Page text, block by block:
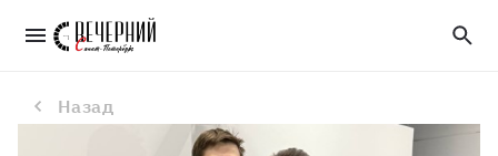
Шахматист из Герценовского университета одержал победу в турнире «Черная ладья»
Назад